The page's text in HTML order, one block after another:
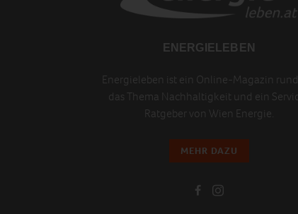
ENERGIELEBEN
Energieleben ist ein Online-Magazin
das Thema Nachhaltigkeit und ein
Ratgeber von Wien Energie.
MEHR DAZU